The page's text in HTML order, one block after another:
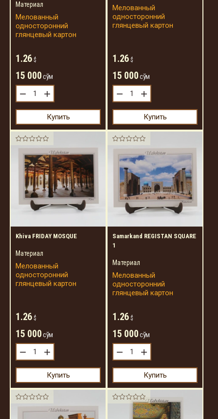
Материал
Мелованный
односторонний
глянцевый картон
1.26 $
15 000сўм
− +
Купить
Мелованный
односторонний
глянцевый картон
1.26 $
15 000сўм
− +
Купить
Khiva FRIDAY MOSQUE
Материал
Мелованный
односторонний
глянцевый картон
1.26 $
15 000сўм
− +
Купить
Samarkand REGISTAN SQUARE
1
Материал
Мелованный
односторонний
глянцевый картон
1.26 $
15 000сўм
− +
Купить